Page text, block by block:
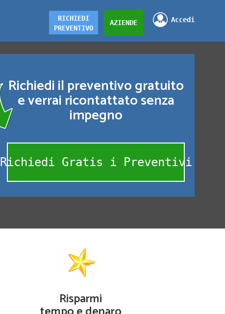
Accedi
AZIENDE
RICHIEDI
PREVENTIVO
Richiedi il preventivo gratuito
e verrai ricontattato senza
impegno
Richiedi Gratis i Preventivi
Risparmi